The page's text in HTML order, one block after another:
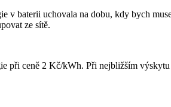
v baterii uchovala na dobu, kdy bych
ze sítě.
při ceně 2 Kč/kWh. Při nejbližším